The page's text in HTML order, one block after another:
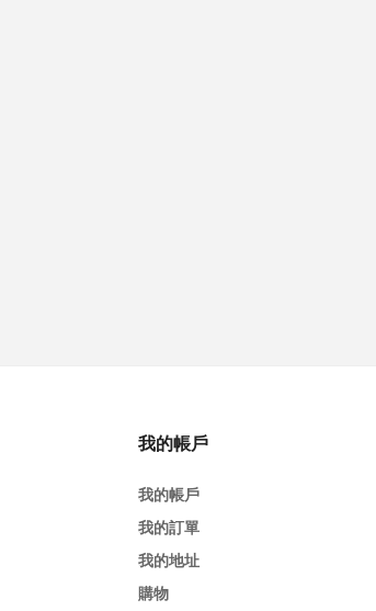
我的帳戶
我的帳戶
我的訂單
我的地址
購物